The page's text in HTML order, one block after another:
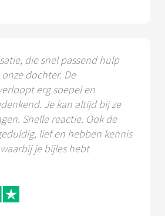
die snel passend hulp
dochter. De
erg soepel en
Je kan altijd bij ze
Snelle reactie. Ook de
lief en hebben kennis
je bijles hebt